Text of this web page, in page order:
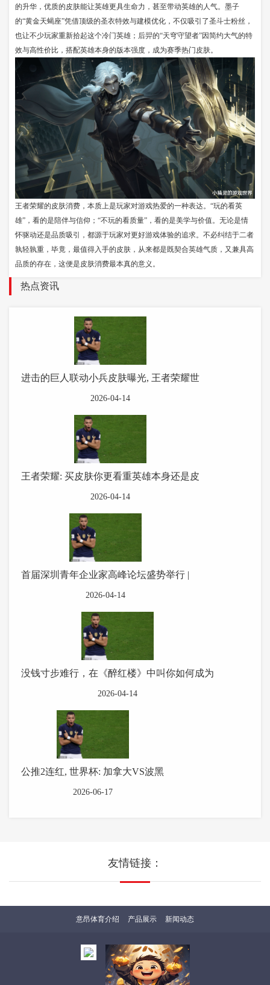
的升华，优质的皮肤能让英雄更具生命力，甚至带动英雄的人气。墨子
的“黄金天蝎座”凭借顶级的圣衣特效与建模优化，不仅吸引了圣斗士粉丝，
也让不少玩家重新拾起这个冷门英雄；后羿的“天穹守望者”因简约大气的特
效与高性价比，搭配英雄本身的版本强度，成为赛季热门皮肤。
王者荣耀的皮肤消费，本质上是玩家对游戏热爱的一种表达。“玩的看英
雄”，看的是陪伴与信仰；“不玩的看质量”，看的是美学与价值。无论是情
怀驱动还是品质吸引，都源于玩家对更好游戏体验的追求。不必纠结于二者
孰轻孰重，毕竟，最值得入手的皮肤，从来都是既契合英雄气质，又兼具高
品质的存在，这便是皮肤消费最本真的意义。
热点资讯
进击的巨人联动小兵皮肤曝光, 王者荣耀世
2026-04-14
王者荣耀: 买皮肤你更看重英雄本身还是皮
2026-04-14
首届深圳青年企业家高峰论坛盛势举行 |
2026-04-14
没钱寸步难行，在《醉红楼》中叫你如何成为
2026-04-14
公推2连红, 世界杯: 加拿大VS波黑
2026-06-17
友情链接：
意昂体育介绍 产品展示 新闻动态